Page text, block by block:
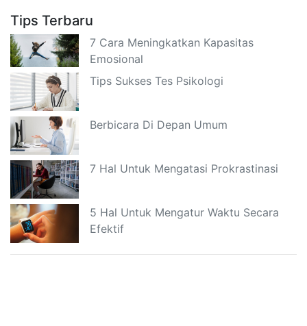
Tips Terbaru
7 Cara Meningkatkan Kapasitas
Emosional
Tips Sukses Tes Psikologi
Berbicara Di Depan Umum
7 Hal Untuk Mengatasi Prokrastinasi
5 Hal Untuk Mengatur Waktu Secara
Efektif